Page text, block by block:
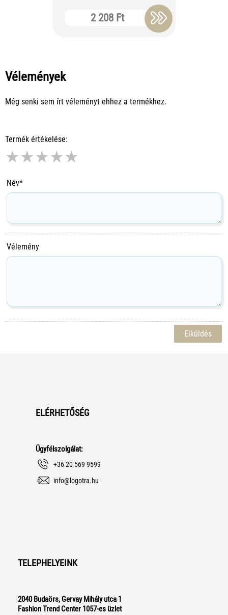
2 208 Ft
Vélemények
Még senki sem írt véleményt ehhez a termékhez.
Termék értékelése:
★★★★★
Név*
Vélemény
ELÉRHETŐSÉG
Ügyfélszolgálat:
+36 20 569 9599
info@logotra.hu
TELEPHELYEINK
2040 Budaörs, Gervay Mihály utca 1
Fashion Trend Center 1057-es üzlet